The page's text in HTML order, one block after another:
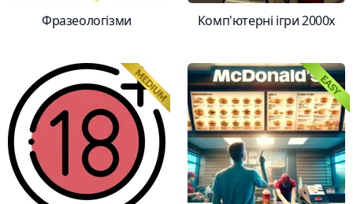
Фразеологізми Комп'ютерні ігри 2000х